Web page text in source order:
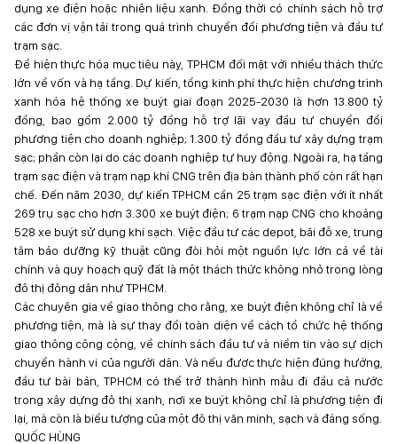
dụng xe điện hoặc nhiên liệu xanh. Đồng thời có chính sách hỗ trợ
các đơn vị vận tải trong quá trình chuyển đổi phương tiện và đầu tư
trạm sạc.
Để hiện thực hóa mục tiêu này, TPHCM đối mặt với nhiều thách thức
lớn về vốn và hạ tầng. Dự kiến, tổng kinh phí thực hiện chương trình
xanh hóa hệ thống xe buýt giai đoạn 2025-2030 là hơn 13.800 tỷ
đồng, bao gồm 2.000 tỷ đồng hỗ trợ lãi vay đầu tư chuyển đổi
phương tiện cho doanh nghiệp; 1.300 tỷ đồng đầu tư xây dựng trạm
sạc; phần còn lại do các doanh nghiệp tự huy động. Ngoài ra, hạ tầng
trạm sạc điện và trạm nạp khí CNG trên địa bàn thành phố còn rất hạn
chế. Đến năm 2030, dự kiến TPHCM cần 25 trạm sạc điện với ít nhất
269 trụ sạc cho hơn 3.300 xe buýt điện; 6 trạm nạp CNG cho khoảng
528 xe buýt sử dụng khí sạch. Việc đầu tư các depot, bãi đỗ xe, trung
tâm bảo dưỡng kỹ thuật cũng đòi hỏi một nguồn lực lớn cả về tài
chính và quy hoạch quỹ đất là một thách thức không nhỏ trong lòng
đô thị đông dân như TPHCM.
Các chuyên gia về giao thông cho rằng, xe buýt điện không chỉ là về
phương tiện, mà là sự thay đổi toàn diện về cách tổ chức hệ thống
giao thông công cộng, về chính sách đầu tư và niềm tin vào sự dịch
chuyển hành vi của người dân. Và nếu được thực hiện đúng hướng,
đầu tư bài bản, TPHCM có thể trở thành hình mẫu đi đầu cả nước
trong xây dựng đô thị xanh, nơi xe buýt không chỉ là phương tiện đi
lại, mà còn là biểu tượng của một đô thị văn minh, sạch và đáng sống.
QUỐC HÙNG